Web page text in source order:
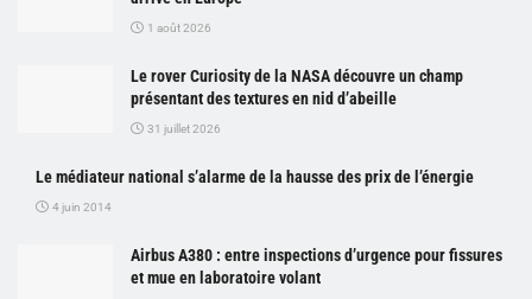
1 août 2026
Le rover Curiosity de la NASA découvre un champ
présentant des textures en nid d’abeille
31 juillet 2026
Le médiateur national s’alarme de la hausse des prix de l’énergie
4 juin 2014
Airbus A380 : entre inspections d’urgence pour fissures
et mue en laboratoire volant